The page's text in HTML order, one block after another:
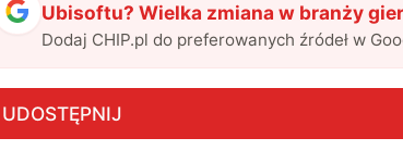
Ubisoftu? Wielka zmiana w branży gier
Dodaj CHIP.pl do preferowanych źródeł w
UDOSTĘPNIJ